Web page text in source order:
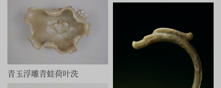
青玉浮雕青蛙荷叶洗